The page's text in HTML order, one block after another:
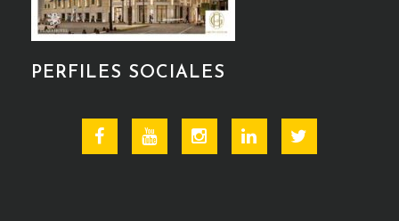
PERFILES SOCIALES
FacebookYoutube InstagramLinkedin